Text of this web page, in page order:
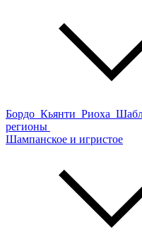
Бордо Кьянти Риоха
регионы
Шампанское и игристое